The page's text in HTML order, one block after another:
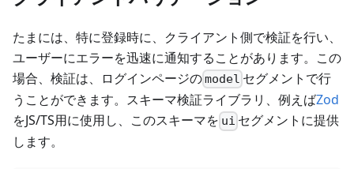
たまには、特に登録時に、クライアント側で検証を行い、
ユーザーにエラーを迅速に通知することがあります。この
場合、検証は、ログインページのmodel セグメントで行
うことができます。スキーマ検証ライブラリ、例えばZod
をJS/TS用に使用し、このスキーマを ui セグメントに提供
します。